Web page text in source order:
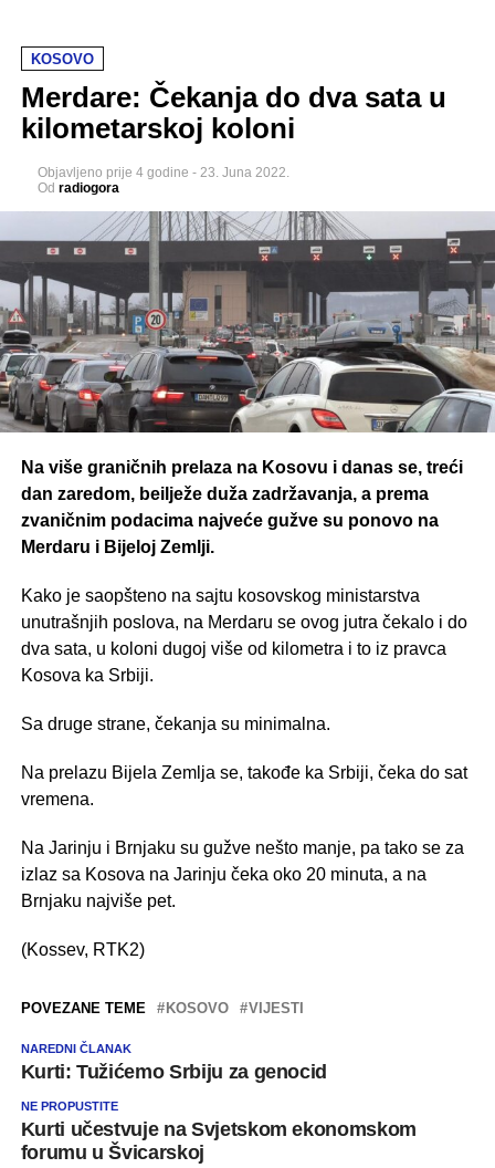
KOSOVO
Merdare: Čekanja do dva sata u
kilometarskoj koloni
Objavljeno prije 4 godine - 23. Juna 2022.
Od radiogora
Na više graničnih prelaza na Kosovu i danas se, treći
dan zaredom, beilježe duža zadržavanja, a prema
zvaničnim podacima najveće gužve su ponovo na
Merdaru i Bijeloj Zemlji.
Kako je saopšteno na sajtu kosovskog ministarstva
unutrašnjih poslova, na Merdaru se ovog jutra čekalo i do
dva sata, u koloni dugoj više od kilometra i to iz pravca
Kosova ka Srbiji.
Sa druge strane, čekanja su minimalna.
Na prelazu Bijela Zemlja se, takođe ka Srbiji, čeka do sat
vremena.
Na Jarinju i Brnjaku su gužve nešto manje, pa tako se za
izlaz sa Kosova na Jarinju čeka oko 20 minuta, a na
Brnjaku najviše pet.
(Kossev, RTK2)
POVEZANE TEME KOSOVO VIJESTI
NAREDNI ČLANAK
Kurti: Tužićemo Srbiju za genocid
NE PROPUSTITE
Kurti učestvuje na Svjetskom ekonomskom
forumu u Švicarskoj